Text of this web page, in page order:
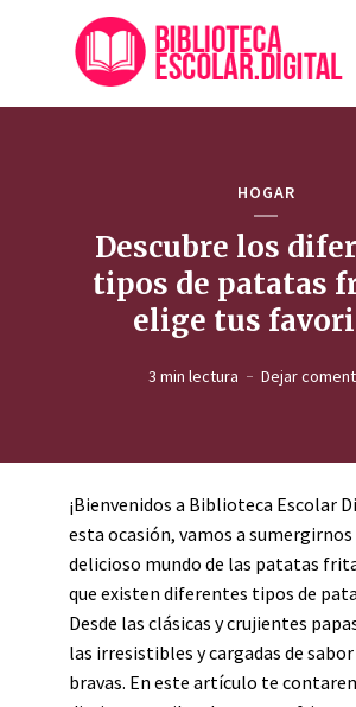
HOGAR
Descubre los
tipos de patatas
elige tus
3 min lectura Dejar
¡Bienvenidos a Biblioteca Escolar
esta ocasión, vamos a sumergirnos
delicioso mundo de las patatas
que existen diferentes tipos de
Desde las clásicas y crujientes
las irresistibles y cargadas de
bravas. En este artículo te